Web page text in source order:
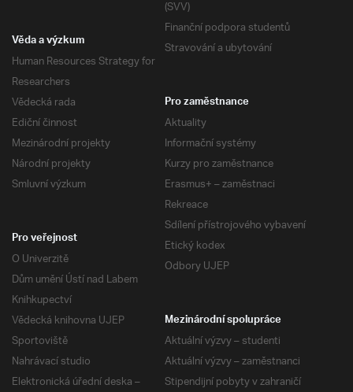
(SVV)
Finanční podpora studentů
Stravování a ubytování
Věda a výzkum
Human Resources Strategy for
Researchers
Vědecká rada
Ediční činnost
Mezinárodní projekty
Národní projekty
Smluvní výzkum
Pro zaměstnance
Aktuality
Informační systémy
Kurzy pro zaměstnance
Erasmus+ – zaměstnaci
Rekreace
Sdílení přístrojového vybavení
Etický kodex
Odbory UJEP
Pro veřejnost
O Univerzitě
Dům umění Ústí nad Labem
Knihkupectví
Vědecká knihovna UJEP
Sportoviště
Nahrávací studio
Elektronická úřední deska –
Mezinárodní spolupráce
Aktuální výzvy – studenti
Aktuální výzvy – zaměstnanci
Stipendijní pobyty v zahraničí